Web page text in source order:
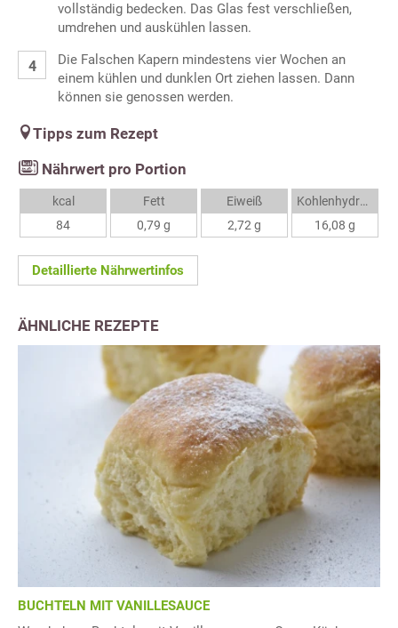
vollständig bedecken. Das Glas fest verschließen,
umdrehen und auskühlen lassen.
Die Falschen Kapern mindestens vier Wochen an
einem kühlen und dunklen Ort ziehen lassen. Dann
können sie genossen werden.
Tipps zum Rezept
Nährwert pro Portion
kcal
84
Fett
0,79 g
Eiweiß
2,72 g
Kohlenhydrate
16,08 g
Detaillierte Nährwertinfos
ÄHNLICHE REZEPTE
BUCHTELN MIT VANILLESAUCE